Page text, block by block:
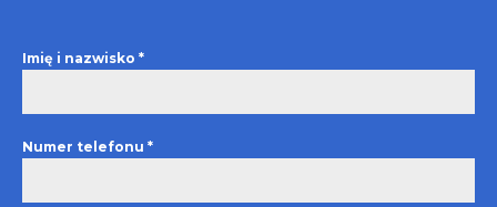
Imię i nazwisko *
Numer telefonu *